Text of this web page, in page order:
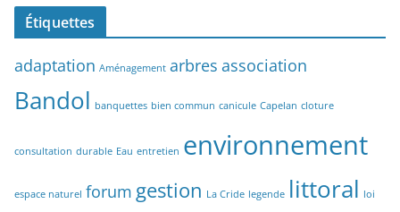
Étiquettes
adaptation Aménagement arbres association
Bandol banquettes bien commun canicule Capelan cloture
consultation durable Eau entretien environnement
espace naturel forum gestion La Cride legende littoral loi